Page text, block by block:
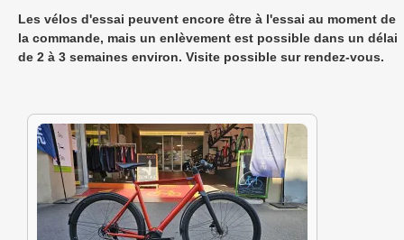
Les vélos d'essai peuvent encore être à l'essai au moment de
la commande, mais un enlèvement est possible dans un délai
de 2 à 3 semaines environ. Visite possible sur rendez-vous.